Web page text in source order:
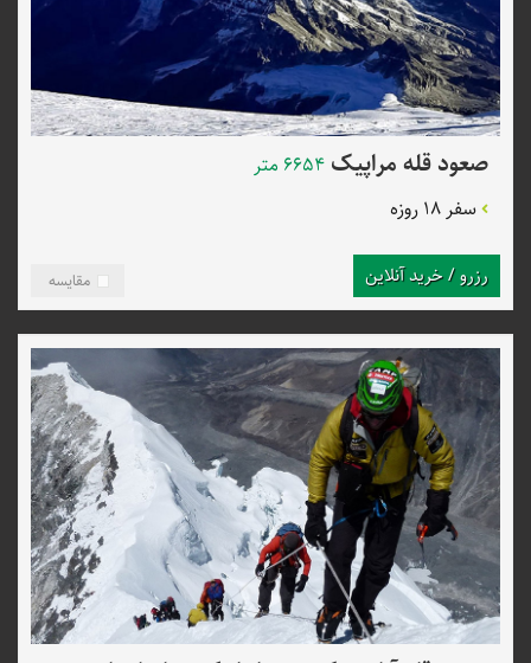
صعود قله مراپیک 6654 متر
سفر 18 روزه
مقایسه رزرو / خرید آنلاین